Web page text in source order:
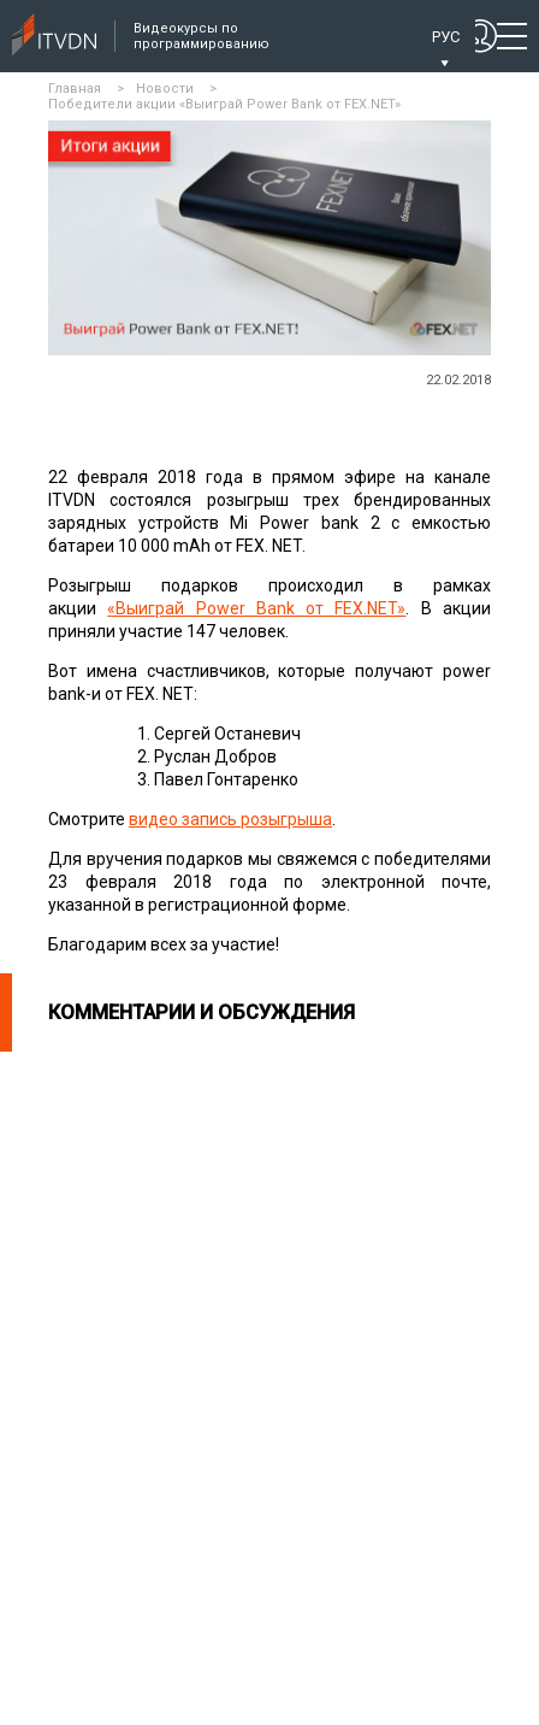
Видеокурсы по
программированию
РУС
Главная > Новости
>
Победители акции «Выиграй Power Bank от FEX.NET»
22.02.2018
22 февраля 2018 года в прямом эфире на канале
ITVDN состоялся розыгрыш трех брендированных
зарядных устройств Mi Power bank 2 с емкостью
батареи 10 000 mAh от FEX. NET.
Розыгрыш подарков происходил в рамках
акции«Выиграй Power Bank от FEX.NET» . В акции
приняли участие 147 человек.
Вот имена счастливчиков, которые получают power
bank-и от FEX. NET:
Сергей Останевич
Руслан Добров
Павел Гонтаренко
Смотрите видео запись розыгрыша
Для вручения подарков мы свяжемся с победителями
23 февраля 2018 года по электронной почте,
указанной в регистрационной форме.
Благодарим всех за участие!
КОММЕНТАРИИ И ОБСУЖДЕНИЯ